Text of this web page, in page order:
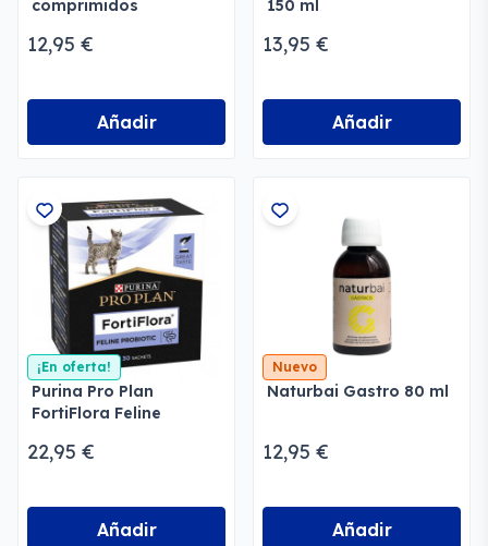
comprimidos
12,95 €
Añadir
150 ml
13,95 €
Añadir
¡En oferta!
Purina Pro Plan
FortiFlora Feline
22,95 €
Añadir
Nuevo
Naturbai Gastro 80 ml
12,95 €
Añadir